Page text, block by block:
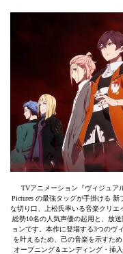
TVアニメーション『ヴィジュア
Pictures の最強タッグが手掛ける
な切り口、上松氏率いる音楽クリエ
総勢10名の人気声優の起用と、放
ョンです。本作に登場する3つのヴ
を叶えるため、己の音楽を示すた
オープニング＆エンディング・挿